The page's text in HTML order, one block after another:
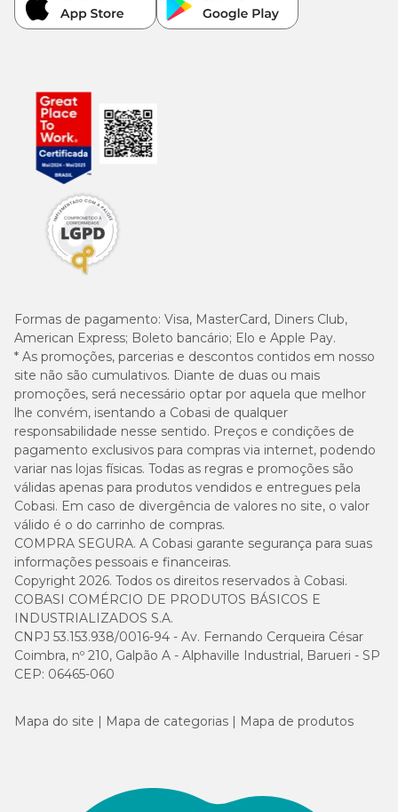
Formas de pagamento: Visa, MasterCard, Diners Club,
American Express; Boleto bancário; Elo e Apple Pay.
* As promoções, parcerias e descontos contidos em nosso
site não são cumulativos. Diante de duas ou mais
promoções, será necessário optar por aquela que melhor
lhe convém, isentando a Cobasi de qualquer
responsabilidade nesse sentido. Preços e condições de
pagamento exclusivos para compras via internet, podendo
variar nas lojas físicas. Todas as regras e promoções são
válidas apenas para produtos vendidos e entregues pela
Cobasi. Em caso de divergência de valores no site, o valor
válido é o do carrinho de compras.
COMPRA SEGURA. A Cobasi garante segurança para suas
informações pessoais e financeiras.
Copyright 2026. Todos os direitos reservados à Cobasi.
COBASI COMÉRCIO DE PRODUTOS BÁSICOS E
INDUSTRIALIZADOS S.A.
CNPJ 53.153.938/0016-94 - Av. Fernando Cerqueira César
Coimbra, nº 210, Galpão A - Alphaville Industrial, Barueri - SP
CEP: 06465-060
Mapa do site Mapa de categorias Mapa de produtos